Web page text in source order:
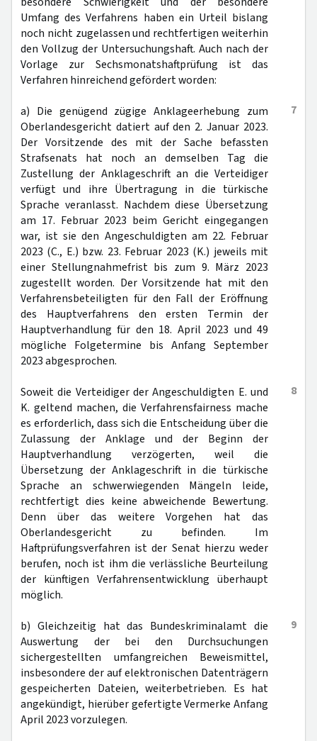
Umfang des Verfahrens haben ein Urteil bislang
noch nicht zugelassen und rechtfertigen weiterhin
den Vollzug der Untersuchungshaft. Auch nach der
Vorlage zur Sechsmonatshaftprüfung ist das
Verfahren hinreichend gefördert worden:
7
a) Die genügend zügige Anklageerhebung zum
Oberlandesgericht datiert auf den 2. Januar 2023.
Der Vorsitzende des mit der Sache befassten
Strafsenats hat noch an demselben Tag die
Zustellung der Anklageschrift an die Verteidiger
verfügt und ihre Übertragung in die türkische
Sprache veranlasst. Nachdem diese Übersetzung
am 17. Februar 2023 beim Gericht eingegangen
war, ist sie den Angeschuldigten am 22. Februar
2023 (C., E.) bzw. 23. Februar 2023 (K.) jeweils mit
einer Stellungnahmefrist bis zum 9. März 2023
zugestellt worden. Der Vorsitzende hat mit den
Verfahrensbeteiligten für den Fall der Eröffnung
des Hauptverfahrens den ersten Termin der
Hauptverhandlung für den 18. April 2023 und 49
mögliche Folgetermine bis Anfang September
2023 abgesprochen.
8
Soweit die Verteidiger der Angeschuldigten E. und
K. geltend machen, die Verfahrensfairness mache
es erforderlich, dass sich die Entscheidung über die
Zulassung der Anklage und der Beginn der
Hauptverhandlung verzögerten, weil die
Übersetzung der Anklageschrift in die türkische
Sprache an schwerwiegenden Mängeln leide,
rechtfertigt dies keine abweichende Bewertung.
Denn über das weitere Vorgehen hat das
Oberlandesgericht zu befinden. Im
Haftprüfungsverfahren ist der Senat hierzu weder
berufen, noch ist ihm die verlässliche Beurteilung
der künftigen Verfahrensentwicklung überhaupt
möglich.
9
b) Gleichzeitig hat das Bundeskriminalamt die
Auswertung der bei den Durchsuchungen
sichergestellten umfangreichen Beweismittel,
insbesondere der auf elektronischen Datenträgern
gespeicherten Dateien, weiterbetrieben. Es hat
angekündigt, hierüber gefertigte Vermerke Anfang
April 2023 vorzulegen.